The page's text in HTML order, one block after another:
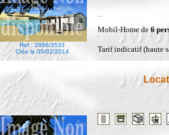
Ref : 2956/3533
Crée le 05/02/2014
Mobil-Home de 6
Tarif indicatif (haute